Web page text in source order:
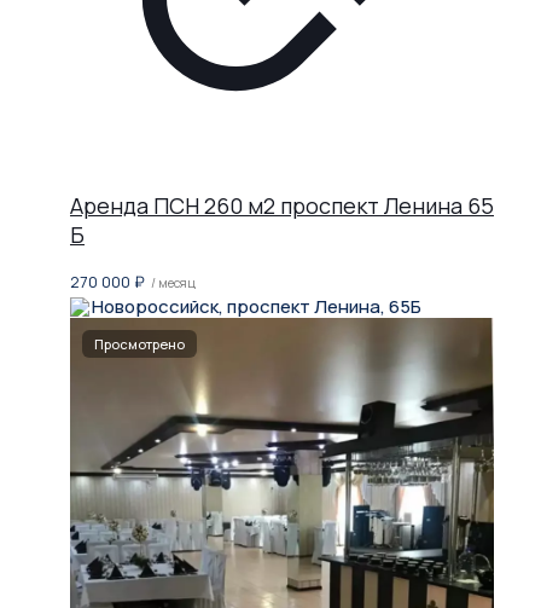
Аренда ПСН 260 м2 проспект Ленина 65
Б
270 000 ₽ / месяц
Новороссийск, проспект Ленина, 65Б